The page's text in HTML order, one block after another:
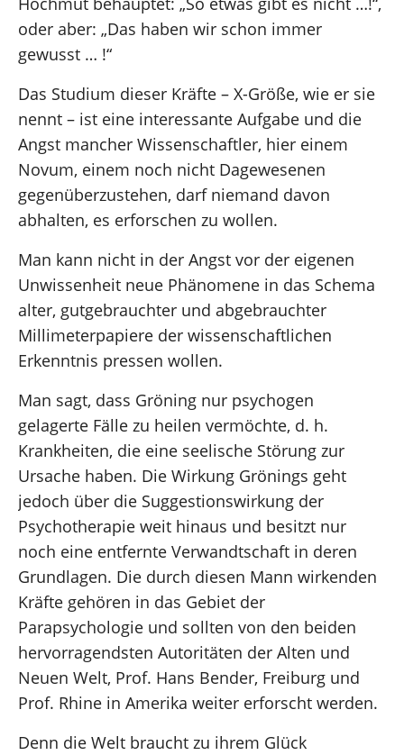
oder aber: „Das haben wir schon immer
gewusst … !“
Das Studium dieser Kräfte – X-Größe, wie er sie
nennt – ist eine interessante Aufgabe und die
Angst mancher Wissenschaftler, hier einem
Novum, einem noch nicht Dagewesenen
gegenüberzustehen, darf niemand davon
abhalten, es erforschen zu wollen.
Man kann nicht in der Angst vor der eigenen
Unwissenheit neue Phänomene in das Schema
alter, gutgebrauchter und abgebrauchter
Millimeterpapiere der wissenschaftlichen
Erkenntnis pressen wollen.
Man sagt, dass Gröning nur psychogen
gelagerte Fälle zu heilen vermöchte, d. h.
Krankheiten, die eine seelische Störung zur
Ursache haben. Die Wirkung Grönings geht
jedoch über die Suggestionswirkung der
Psychotherapie weit hinaus und besitzt nur
noch eine entfernte Verwandtschaft in deren
Grundlagen. Die durch diesen Mann wirkenden
Kräfte gehören in das Gebiet der
Parapsychologie und sollten von den beiden
hervorragendsten Autoritäten der Alten und
Neuen Welt, Prof. Hans Bender, Freiburg und
Prof. Rhine in Amerika weiter erforscht werden.
Denn die Welt braucht zu ihrem Glück